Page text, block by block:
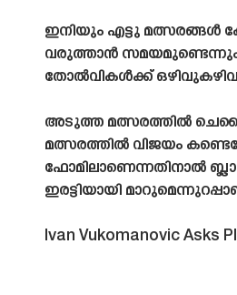
ഇനിയും എട്ടു മത്സരങ്ങൾ
വരുത്താൻ സമയമുണ്ടെന്നും
തോൽവികൾക്ക്
അടുത്ത മത്സരത്തിൽ
മത്സരത്തിൽ വിജയം
ഫോമിലാണെന്നതിനാൽ
ഇരട്ടിയായി
Ivan Vukomanovic Asks